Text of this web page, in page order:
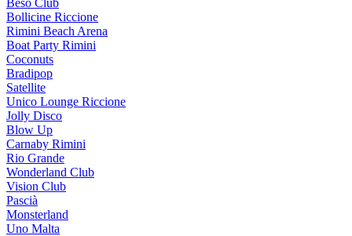
Beso Club
Bollicine Riccione
Rimini Beach Arena
Boat Party Rimini
Coconuts
Bradipop
Satellite
Unico Lounge Riccione
Jolly Disco
Blow Up
Carnaby Rimini
Rio Grande
Wonderland Club
Vision Club
Pascià
Monsterland
Uno Malta